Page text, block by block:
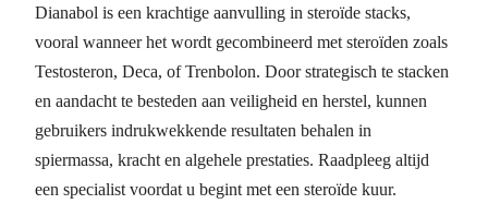
Dianabol is een krachtige aanvulling in steroïde stacks,
vooral wanneer het wordt gecombineerd met steroïden zoals
Testosteron, Deca, of Trenbolon. Door strategisch te stacken
en aandacht te besteden aan veiligheid en herstel, kunnen
gebruikers indrukwekkende resultaten behalen in
spiermassa, kracht en algehele prestaties. Raadpleeg altijd
een specialist voordat u begint met een steroïde kuur.